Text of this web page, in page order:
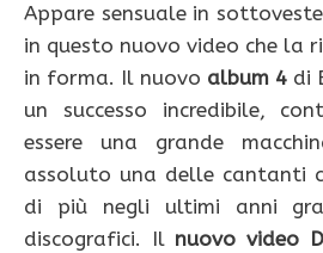
Appare sensuale in
in questo nuovo video che la
in forma. Il nuovo album 4 di
un successo incredibile,
essere una grande
assoluto una delle cantanti
di più negli ultimi anni
discografici. Il nuovo video